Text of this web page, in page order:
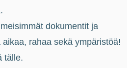
dokumentit ja
rahaa sekä ympäristöä!
tälle.